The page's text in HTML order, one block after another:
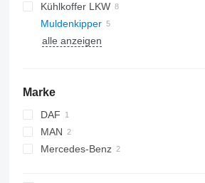
Kühlkoffer LKW
Muldenkipper
alle anzeigen
Marke
DAF
AS
XF
MAN
TGS
Mercedes-Benz